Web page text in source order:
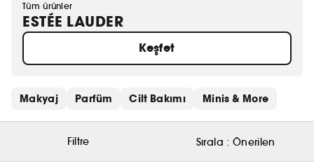
Tüm ürünler
ESTÉE LAUDER
Keşfet
Hızlı bağlantıları atla
Makyaj Parfüm Cilt Bakımı Minis & More
Filtre Sırala : Önerilen